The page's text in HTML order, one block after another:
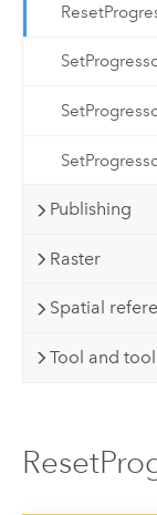
Publishing
Raster
Spatial
Tool and